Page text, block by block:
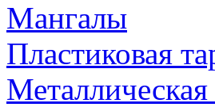
Мангалы
Пластиковая